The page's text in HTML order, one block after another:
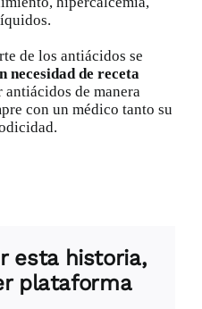
de los antiácidos se
necesidad de receta
de manera
con un médico tanto su
esta historia,
plataforma